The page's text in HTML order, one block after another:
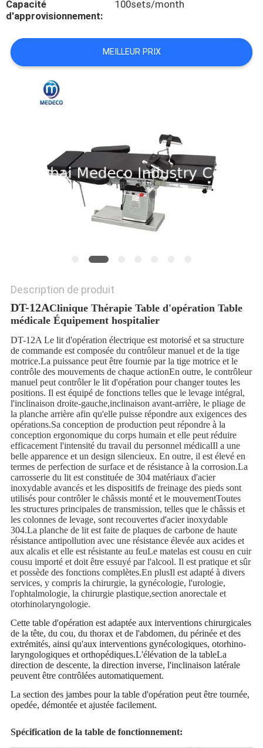
PLAN
PRIVACY
POLICY
Capacité
d'approvisionnement:
100sets/month
MEILLEUR PRIX
Description de produit
DT-12AClinique Thérapie Table d'opération Table
médicale Équipement hospitalier
DT-12A Le lit d'opération électrique est motorisé et sa structure
de commande est composée du contrôleur manuel et de la tige
motrice.La puissance peut être fournie par la tige motrice et le
contrôle des mouvements de chaque actionEn outre, le contrôleur
manuel peut contrôler le lit d'opération pour changer toutes les
positions. Il est équipé de fonctions telles que le levage intégral,
l'inclinaison droite-gauche,inclinaison avant-arrière, le pliage de
la planche arrière afin qu'elle puisse répondre aux exigences des
opérations.Sa conception de production peut répondre à la
conception ergonomique du corps humain et elle peut réduire
efficacement l'intensité du travail du personnel médicalIl a une
belle apparence et un design silencieux. En outre, il est élevé en
termes de perfection de surface et de résistance à la corrosion.La
carrosserie du lit est constituée de 304 matériaux d'acier
inoxydable avancés et les dispositifs de freinage des pieds sont
utilisés pour contrôler le châssis monté et le mouvementToutes
les structures principales de transmission, telles que le châssis et
les colonnes de levage, sont recouvertes d'acier inoxydable
304.La planche de lit est faite de plaques de carbone de haute
résistance antipollution avec une résistance élevée aux acides et
aux alcalis et elle est résistante au feuLe matelas est cousu en cuir
cousu importé et doit être essuyé par l'alcool. Il est pratique et sûr
et possède des fonctions complètes.En plusIl est adapté à divers
services, y compris la chirurgie, la gynécologie, l'urologie,
l'ophtalmologie, la chirurgie plastique,section anorectale et
otorhinolaryngologie.
Cette table d'opération est adaptée aux interventions chirurgicales
de la tête, du cou, du thorax et de l'abdomen, du périnée et des
extrémités, ainsi qu'aux interventions gynécologiques, otorhino-
laryngologiques et orthopédiques.L'élévation de la tableLa
direction de descente, la direction inverse, l'inclinaison latérale
peuvent être contrôlées automatiquement.
La section des jambes pour la table d'opération peut être tournée,
opedée, démontée et ajustée facilement.
Spécification de la table de fonctionnement: